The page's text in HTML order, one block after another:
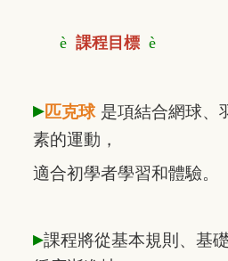
è 課程目標 è
▸匹克球 是項結合網球、
素的運動，
適合初學者學習和體驗。
▸課程將從基本規則、基